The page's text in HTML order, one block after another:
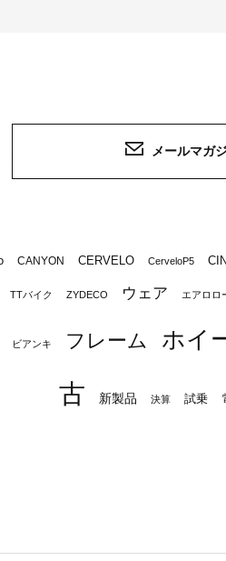
メールマガ
CANYON CERVELO CerveloP5
TTバイク ZYDECO ウェア エアロロ
ビアンキ フレーム ホイ
古
新製品 決算 試乗